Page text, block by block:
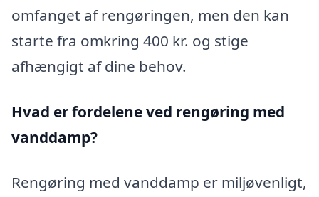
omfanget af rengøringen, men den kan
starte fra omkring 400 kr. og stige
afhængigt af dine behov.
Hvad er fordelene ved rengøring med
vanddamp?
Rengøring med vanddamp er miljøvenligt,